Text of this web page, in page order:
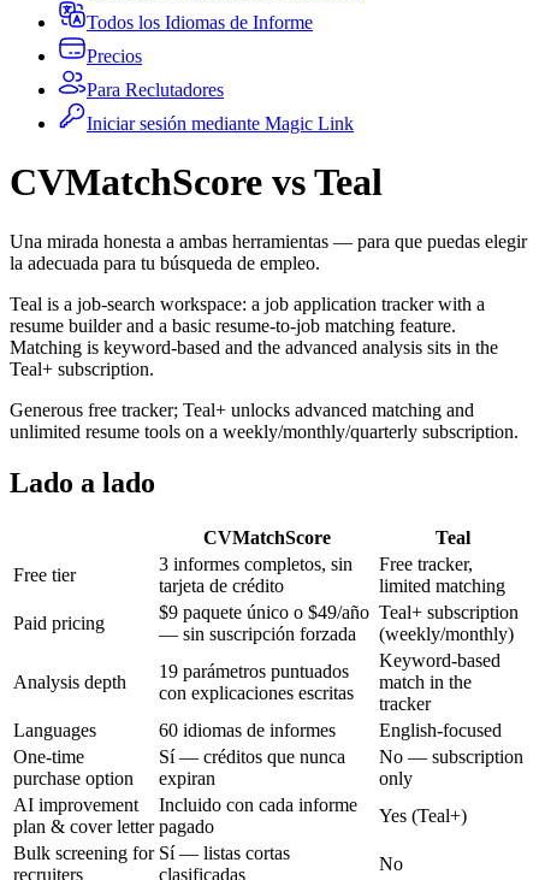
Todos los Idiomas de Informe
Precios
Para Reclutadores
Iniciar sesión mediante Magic Link
CVMatchScore vs Teal
Una mirada honesta a ambas herramientas — para que puedas elegir
la adecuada para tu búsqueda de empleo.
Teal is a job-search workspace: a job application tracker with a
resume builder and a basic resume-to-job matching feature.
Matching is keyword-based and the advanced analysis sits in the
Teal+ subscription.
Generous free tracker; Teal+ unlocks advanced matching and
unlimited resume tools on a weekly/monthly/quarterly subscription.
Lado a lado
CVMatchScore
Teal
Free tier
3 informes completos, sin
tarjeta de crédito
Free tracker,
limited matching
Paid pricing
$9 paquete único o $49/año
— sin suscripción forzada
Teal+ subscription
(weekly/monthly)
Analysis depth
19 parámetros puntuados
con explicaciones escritas
Keyword-based
match in the
tracker
Languages
60 idiomas de informes
English-focused
One-time
purchase option
Sí — créditos que nunca
expiran
No — subscription
only
AI improvement
plan & cover letter
Incluido con cada informe
pagado
Yes (Teal+)
Bulk screening for
recruiters
Sí — listas cortas
clasificadas
No